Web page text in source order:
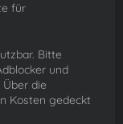
für
Bitte
und
die
Kosten gedeckt